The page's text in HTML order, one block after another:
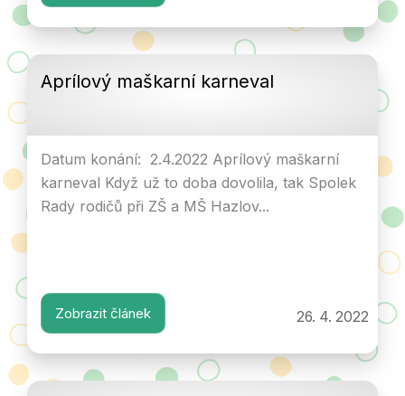
Aprílový maškarní karneval
26. 4. 2022
Datum konání: 2.4.2022 Aprílový maškarní
karneval Když už to doba dovolila, tak Spolek
Rady rodičů při ZŠ a MŠ Hazlov...
Zobrazit článek